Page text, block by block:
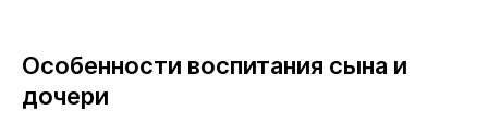
Особенности воспитания сына и
дочери